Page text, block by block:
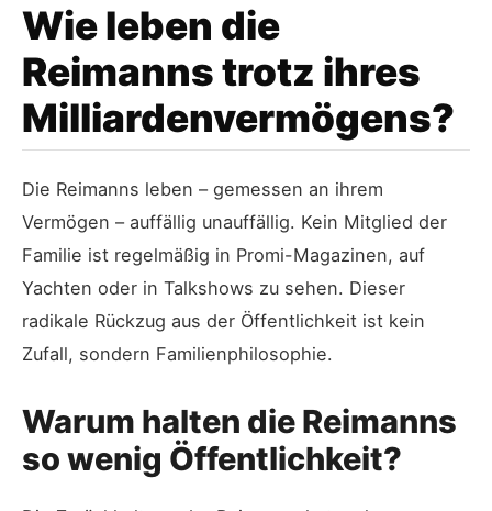
Wie leben die
Reimanns trotz ihres
Milliardenvermögens?
Die Reimanns leben – gemessen an ihrem
Vermögen – auffällig unauffällig. Kein Mitglied der
Familie ist regelmäßig in Promi-Magazinen, auf
Yachten oder in Talkshows zu sehen. Dieser
radikale Rückzug aus der Öffentlichkeit ist kein
Zufall, sondern Familienphilosophie.
Warum halten die Reimanns
so wenig Öffentlichkeit?